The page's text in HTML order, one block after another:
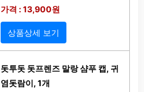
가격 : 13,900원
상품상세 보기
돗투돗 돗프렌즈 말랑 샴푸 캡, 귀
염돗람이, 1개